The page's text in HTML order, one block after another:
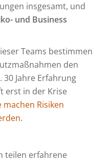
insgesamt, und
und Business
Teams bestimmen
den
Jahre Erfahrung
erst in der Krise
machen Risiken
.
teilen erfahrene